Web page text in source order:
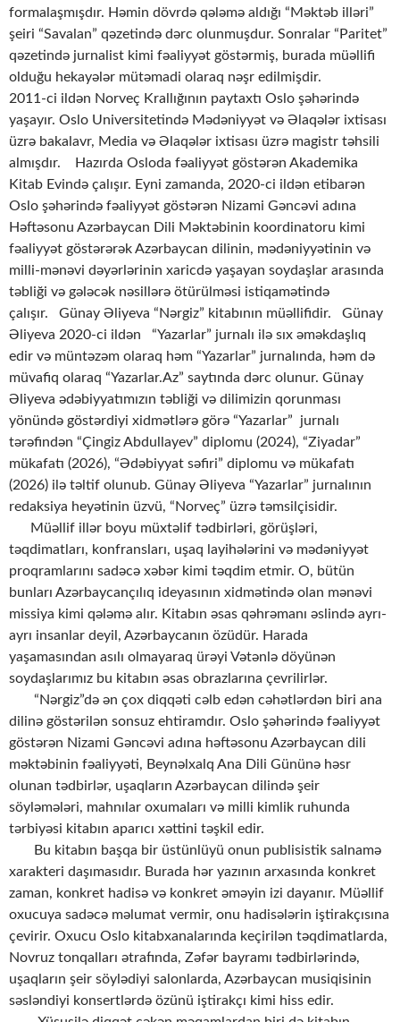
formalaşmışdır. Həmin dövrdə qələmə aldığı “Məktəb illəri”
şeiri “Savalan” qəzetində dərc olunmuşdur. Sonralar “Paritet”
qəzetində jurnalist kimi fəaliyyət göstərmiş, burada müəllifi
olduğu hekayələr mütəmadi olaraq nəşr edilmişdir.
2011-ci ildən Norveç Krallığının paytaxtı Oslo şəhərində
yaşayır. Oslo Universitetində Mədəniyyət və Əlaqələr ixtisası
üzrə bakalavr, Media və Əlaqələr ixtisası üzrə magistr təhsili
almışdır. Hazırda Osloda fəaliyyət göstərən Akademika
Kitab Evində çalışır. Eyni zamanda, 2020-ci ildən etibarən
Oslo şəhərində fəaliyyət göstərən Nizami Gəncəvi adına
Həftəsonu Azərbaycan Dili Məktəbinin koordinatoru kimi
fəaliyyət göstərərək Azərbaycan dilinin, mədəniyyətinin və
milli-mənəvi dəyərlərinin xaricdə yaşayan soydaşlar arasında
təbliği və gələcək nəsillərə ötürülməsi istiqamətində
çalışır. Günay Əliyeva “Nərgiz” kitabının müəllifidir. Günay
Əliyeva 2020-ci ildən “Yazarlar” jurnalı ilə sıx əməkdaşlıq
edir və müntəzəm olaraq həm “Yazarlar” jurnalında, həm də
müvafiq olaraq “Yazarlar.Az” saytında dərc olunur. Günay
Əliyeva ədəbiyyatımızın təbliği və dilimizin qorunması
yönündə göstərdiyi xidmətlərə görə “Yazarlar” jurnalı
tərəfindən “Çingiz Abdullayev” diplomu (2024), “Ziyadar”
mükafatı (2026), “Ədəbiyyat səfiri” diplomu və mükafatı
(2026) ilə təltif olunub. Günay Əliyeva “Yazarlar” jurnalının
redaksiya heyətinin üzvü, “Norveç” üzrə təmsilçisidir.
Müəllif illər boyu müxtəlif tədbirləri, görüşləri,
təqdimatları, konfransları, uşaq layihələrini və mədəniyyət
proqramlarını sadəcə xəbər kimi təqdim etmir. O, bütün
bunları Azərbaycançılıq ideyasının xidmətində olan mənəvi
missiya kimi qələmə alır. Kitabın əsas qəhrəmanı əslində ayrı-
ayrı insanlar deyil, Azərbaycanın özüdür. Harada
yaşamasından asılı olmayaraq ürəyi Vətənlə döyünən
soydaşlarımız bu kitabın əsas obrazlarına çevrilirlər.
“Nərgiz”də ən çox diqqəti cəlb edən cəhətlərdən biri ana
dilinə göstərilən sonsuz ehtiramdır. Oslo şəhərində fəaliyyət
göstərən Nizami Gəncəvi adına həftəsonu Azərbaycan dili
məktəbinin fəaliyyəti, Beynəlxalq Ana Dili Gününə həsr
olunan tədbirlər, uşaqların Azərbaycan dilində şeir
söyləmələri, mahnılar oxumaları və milli kimlik ruhunda
tərbiyəsi kitabın aparıcı xəttini təşkil edir.
Bu kitabın başqa bir üstünlüyü onun publisistik salnamə
xarakteri daşımasıdır. Burada hər yazının arxasında konkret
zaman, konkret hadisə və konkret əməyin izi dayanır. Müəllif
oxucuya sadəcə məlumat vermir, onu hadisələrin iştirakçısına
çevirir. Oxucu Oslo kitabxanalarında keçirilən təqdimatlarda,
Novruz tonqalları ətrafında, Zəfər bayramı tədbirlərində,
uşaqların şeir söylədiyi salonlarda, Azərbaycan musiqisinin
səsləndiyi konsertlərdə özünü iştirakçı kimi hiss edir.